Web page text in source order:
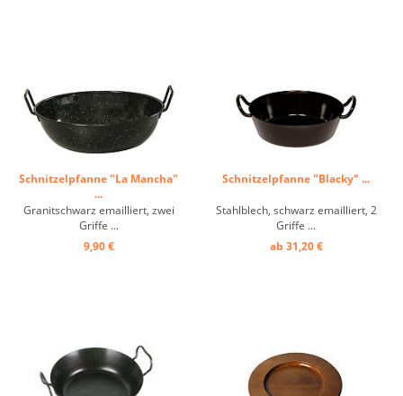
Schnitzelpfanne "La Mancha"
...
Granitschwarz emailliert, zwei
Griffe ...
9,90 €
Schnitzelpfanne "Blacky" ...
Stahlblech, schwarz emailliert, 2
Griffe ...
ab 31,20 €